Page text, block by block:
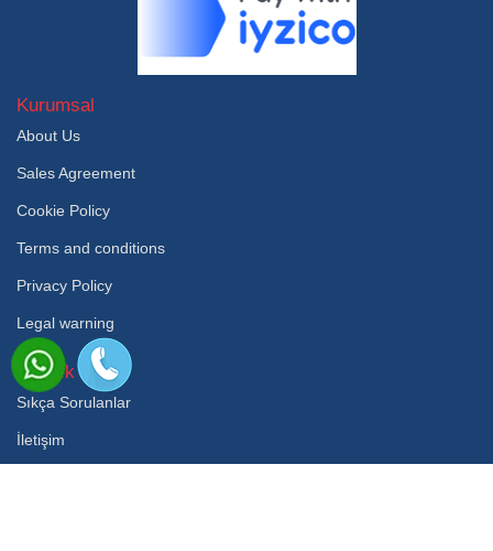
Kurumsal
About Us
Sales Agreement
Cookie Policy
Terms and conditions
Privacy Policy
Legal warning
Destek
Sıkça Sorulanlar
İletişim